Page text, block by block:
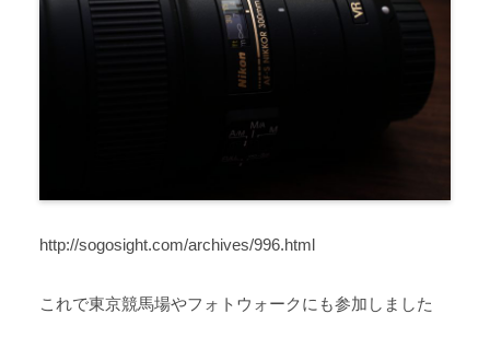
http://sogosight.com/archives/996.html
これで東京競馬場やフォトウォークにも参加しました